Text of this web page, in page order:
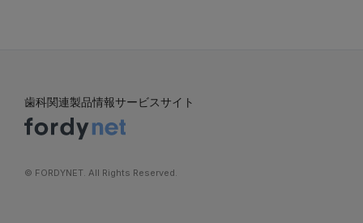
歯科関連製品情報サービスサイト
©︎ FORDYNET. All Rights Reserved.